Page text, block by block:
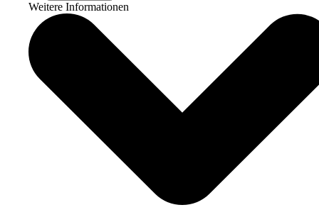
Weitere Informationen